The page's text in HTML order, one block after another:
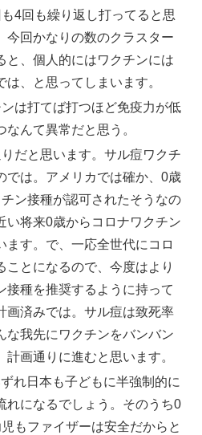
4回も繰り返し打ってると思
今回かなりの数のクラスター
と、個人的にはワクチンには
、と思ってしまいます。
は打てば打つほど免疫力が低
んて異常だと思う。
だと思います。サル痘ワクチ
では。アメリカでは確か、0歳
ン接種が認可されたそうなの
い将来0歳からコロナワクチン
ます。で、一応全世代にコロ
ことになるので、今度はより
接種を推奨するように持って
画済みでは。サル痘は致死率
な我先にワクチンをバンバン
画通りに進むと思います。
れ日本も子どもに半強制的に
れになるでしょう。そのうち0
もファイザーは安全だからと